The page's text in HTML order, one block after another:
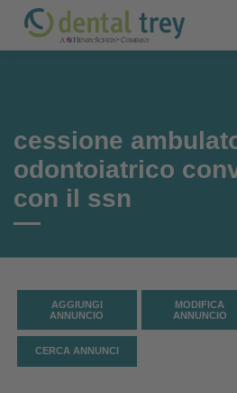
Skip
cessione
odontoiatrico
con il ssn
AGGIUNGI
ANNUNCIO
MODIFICA
ANNUNCIO
CERCA ANNUNCI